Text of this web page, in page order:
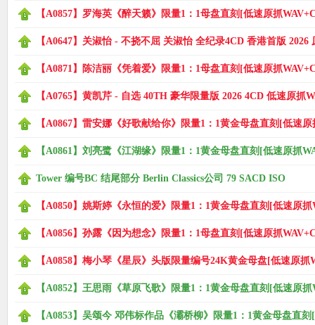
【A0857】罗海英《醉天籁》限量1：1母盘直刻[低速原抓
【A0647】关淑怡 - 不挠不屈 关淑怡 全纪录4CD 香港首版 2026
【A0871】陈洁丽《凭着爱》限量1：1母盘直刻[低速原抓
【A0765】黄凯芹 - 自选 40TH 豪华限量版 2026 4CD 低速原抓
【A0867】雷安娜《好歌献给你》限量1：1黄金母盘直刻[低速
【A0861】刘亮鹭《江湖缘》限量1：1黄金母盘直刻[低速原抓
Tower 编号BC 结尾部分 Berlin Classics公司 79 SACD ISO
【A0850】姚斯婷《永恒的爱》限量1：1黄金母盘直刻[低速原
【A0856】孙露《因为想念》限量1：1母盘直刻[低速原抓
【A0858】梅小琴《星辰》头版限量编号24K黄金母盘[低速原抓
【A0852】王思雨《草原飞歌》限量1：1黄金母盘直刻[低速原
【A0853】吴颂今 邓伟标作品《灞桥柳》限量1：1黄金母盘直